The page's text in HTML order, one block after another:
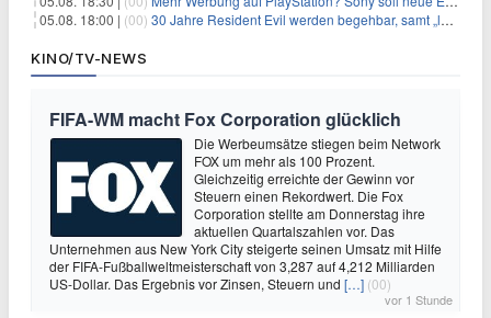
05.08. 18:00 | (00) 30 Jahre Resident Evil werden begehbar, samt „lebensgroßem Leon“
KINO/TV-NEWS
FIFA-WM macht Fox Corporation glücklich
Die Werbeumsätze stiegen beim Network
FOX um mehr als 100 Prozent.
Gleichzeitig erreichte der Gewinn vor
Steuern einen Rekordwert. Die Fox
Corporation stellte am Donnerstag ihre
aktuellen Quartalszahlen vor. Das
Unternehmen aus New York City steigerte seinen Umsatz mit Hilfe
der FIFA-Fußballweltmeisterschaft von 3,287 auf 4,212 Milliarden
US-Dollar. Das Ergebnis vor Zinsen, Steuern und […] (00)
vor 1 Stunde